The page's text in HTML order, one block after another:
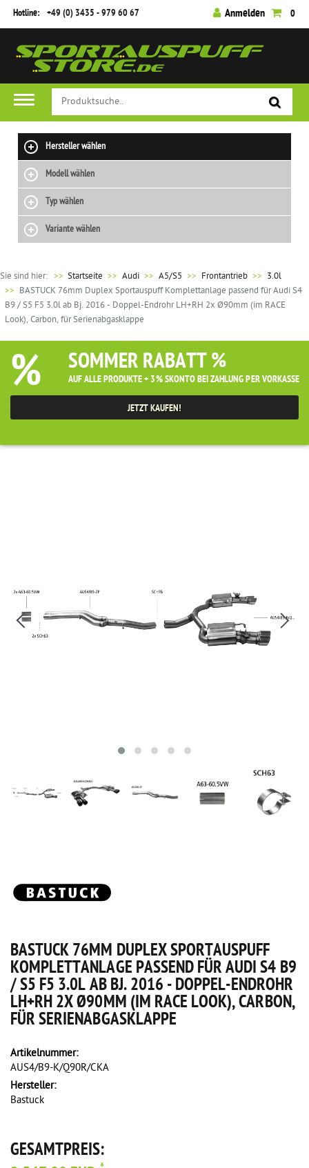
Hotline: +49 (0) 3435 - 979 60 67 Anmelden 0
Hersteller wählen
Modell wählen
Typ wählen
Variante wählen
Sie sind hier: >> Startseite Audi A5/S5 Frontantrieb
3.0l
BASTUCK 76mm Duplex Sportauspuff Komplettanlage passend für Audi S4
B9 / S5 F5 3.0l ab Bj. 2016 - Doppel-Endrohr LH+RH 2x Ø90mm (im RACE
Look), Carbon, für Serienabgasklappe
% SOMMER RABATT %
AUF ALLE PRODUKTE + 3% SKONTO BEI ZAHLUNG PER VORKASSE
JETZT KAUFEN!
BASTUCK 76MM DUPLEX SPORTAUSPUFF
KOMPLETTANLAGE PASSEND FÜR AUDI S4 B9
/ S5 F5 3.0L AB BJ. 2016 - DOPPEL-ENDROHR
LH+RH 2X Ø90MM (IM RACE LOOK), CARBON,
FÜR SERIENABGASKLAPPE
Artikelnummer:
AUS4/B9-K/Q90R/CKA
Hersteller:
Bastuck
GESAMTPREIS: